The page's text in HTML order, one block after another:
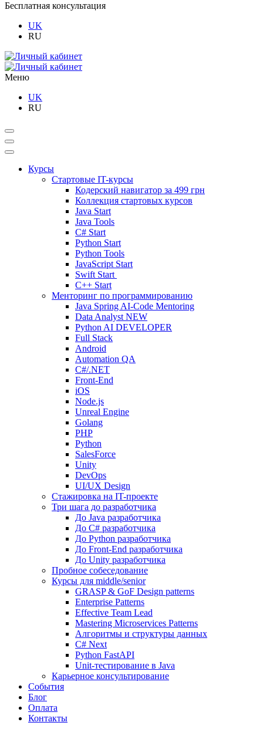
Бесплатная консультация
UK
RU
Меню
UK
RU
Курсы
Стартовые IT-курсы
Кодерский навигатор за 499 грн
Коллекция стартовых курсов
Java Start
Java Tools
C# Start
Python Start
Python Tools
JavaScript Start
Swift Start
C++ Start
Менторинг по программированию
Java Spring AI-Code Mentoring
Data Analyst NEW
Python AI DEVELOPER
Full Stack
Android
Automation QA
C#/.NET
Front-End
iOS
Node.js
Unreal Engine
Golang
PHP
Python
SalesForce
Unity
DevOps
UI/UX Design
Стажировка на IT-проекте
Три шага до разработчика
До Java разработчика
До C# разработчика
До Python разработчика
До Front-End разработчика
До Unity разработчика
Пробное собеседование
Курсы для middle/senior
GRASP & GoF Design patterns
Enterprise Patterns
Effective Team Lead
Mastering Microservices Patterns
Алгоритмы и структуры данных
C# Next
Python FastAPI
Unit-тестирование в Java
Карьерное консультирование
События
Блог
Оплата
Контакты